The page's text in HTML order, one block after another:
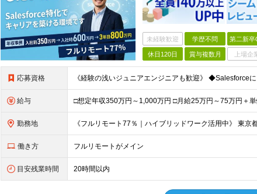
未経験歓迎 学歴不問 第二新卒
休日120日 賞与複数月 上場企
応募資格
給与
勤務地
働き方 フルリモートがメイン
目安残業時間 20時間以内